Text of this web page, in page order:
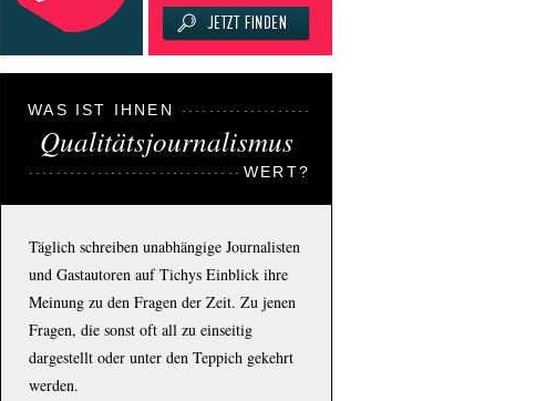
WAS IST IHNEN
Qualitätsjournalismus
WERT?
Täglich schreiben unabhängige Journalisten
und Gastautoren auf Tichys Einblick ihre
Meinung zu den Fragen der Zeit. Zu jenen
Fragen, die sonst oft all zu einseitig
dargestellt oder unter den Teppich gekehrt
werden.